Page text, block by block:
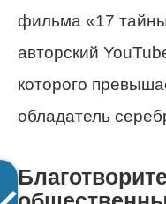
фильма «17
авторский
которого
обладатель